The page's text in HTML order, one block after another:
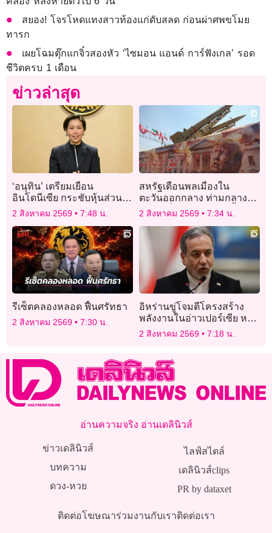
สยอง! โจรโหดแทงสาวท้องแก่ดับสลด ก่อนผ่าศพขโมย
ทารก
เผยโฉมตุ๊กแกจิ๋วสองหัว ‘ไซมอน แอนด์ การ์ฟังเกล’ รอด
ชีวิตครบ 1 เดือน
ข่าวล่าสุด
‘อนุทิน’ เตรียมเยือน
อินโดนีเซีย กระชับหุ้นส่วน
ยุทธศาสตร์ไทย-อินโดฯ มุ่ง
2 สิงหาคม 2569 7:48 น.
สหรัฐเตือนพลเมืองใน
ตะวันออกกลาง ท่ามกลาง
ความเสี่ยงการโจมตีครั้งใหม่
2 สิงหาคม 2569 7:34 น.
รีเซ็ตคลองหลอด ฟื้นศรัทธา
2 สิงหาคม 2569 7:30 น.
อิหร่านขู่โจมตีโครงสร้าง
พลังงานในอ่าวเปอร์เซีย หาก
สหรัฐเปิดฉากถล่มอีก
2 สิงหาคม 2569 7:18 น.
อ่านความจริง อ่านเดลินิวส์
ข่าวเดลินิวส์
บทความ
ดวง-หวย
ไลฟ์สไตล์
เดลินิวส์clips
PR by dataxet
ติดต่อโฆษณาร่วมงานกับเราติดต่อเรา